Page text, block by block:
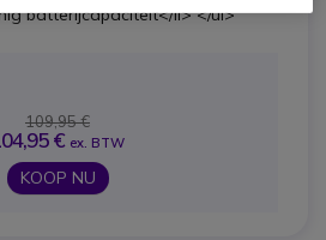
batterijcapaciteit</li> </ul>
109,95 €
€ ex. BTW
KOOP NU